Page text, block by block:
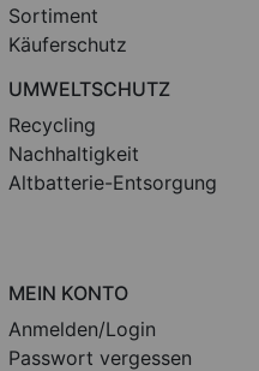
Sortiment
Käuferschutz
UMWELTSCHUTZ
Recycling
Nachhaltigkeit
Altbatterie-Entsorgung
MEIN KONTO
Anmelden/Login
Passwort vergessen